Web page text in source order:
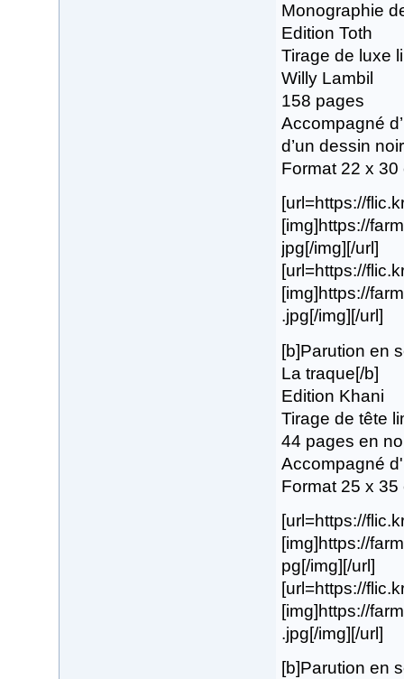
Monographie
Edition Toth
Tirage de luxe
Willy Lambil
158 pages
Accompagné
d’un dessin
Format 22 x 30
[url=https://
[img]https://
jpg[/img][/url]
[url=https://
[img]https://
.jpg[/img][/url]
[b]Parution en
La traque[/b]
Edition Khani
Tirage de tête
44 pages en
Accompagné
Format 25 x 35
[url=https://
[img]https://
pg[/img][/url]
[url=https://
[img]https://
.jpg[/img][/url]
[b]Parution en